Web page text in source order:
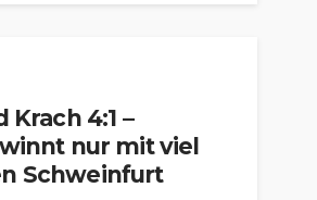
Krach 4:1 –
nur mit viel
Schweinfurt